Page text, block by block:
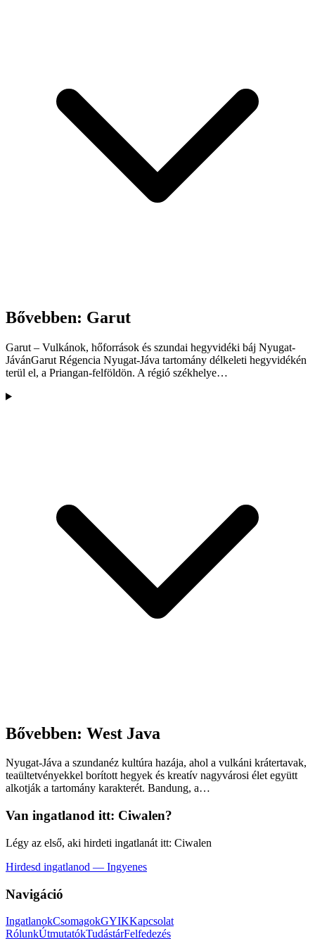
Bővebben: Garut
Garut – Vulkánok, hőforrások és szundai hegyvidéki báj Nyugat-
JávánGarut Régencia Nyugat-Jáva tartomány délkeleti hegyvidékén
terül el, a Priangan-felföldön. A régió székhelye…
Bővebben: West Java
Nyugat-Jáva a szundanéz kultúra hazája, ahol a vulkáni krátertavak,
teaültetvényekkel borított hegyek és kreatív nagyvárosi élet együtt
alkotják a tartomány karakterét. Bandung, a…
Van ingatlanod itt: Ciwalen?
Légy az első, aki hirdeti ingatlanát itt: Ciwalen
Hirdesd ingatlanod — Ingyenes
Navigáció
IngatlanokCsomagokGYIKKapcsolat
RólunkÚtmutatókTudástárFelfedezés